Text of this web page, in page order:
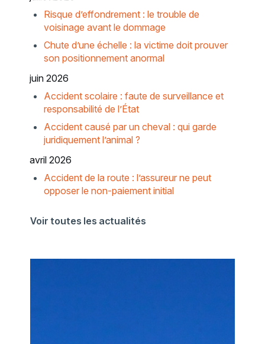
Risque d’effondrement : le trouble de
voisinage avant le dommage
Chute d’une échelle : la victime doit prouver
son positionnement anormal
juin 2026
Accident scolaire : faute de surveillance et
responsabilité de l’État
Accident causé par un cheval : qui garde
juridiquement l’animal ?
avril 2026
Accident de la route : l’assureur ne peut
opposer le non-paiement initial
Voir toutes les actualités